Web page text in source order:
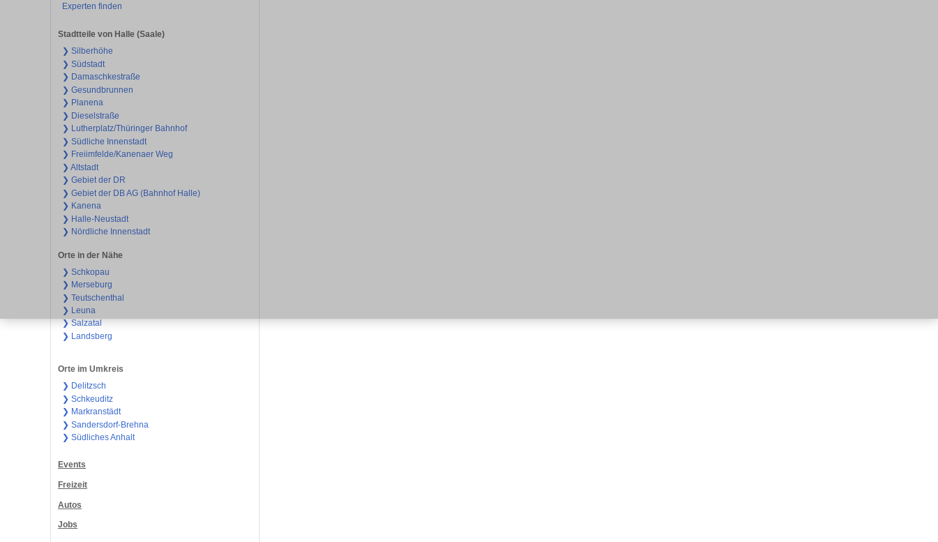
Experten finden
Stadtteile von Halle (Saale)
❯ Silberhöhe
❯ Südstadt
❯ Damaschkestraße
❯ Gesundbrunnen
❯ Planena
❯ Dieselstraße
❯ Lutherplatz/Thüringer Bahnhof
❯ Südliche Innenstadt
❯ Freiimfelde/Kanenaer Weg
❯ Altstadt
❯ Gebiet der DR
❯ Gebiet der DB AG (Bahnhof Halle)
❯ Kanena
❯ Halle-Neustadt
❯ Nördliche Innenstadt
Orte in der Nähe
❯ Schkopau
❯ Merseburg
❯ Teutschenthal
❯ Leuna
❯ Salzatal
❯ Landsberg
Orte im Umkreis
❯ Delitzsch
❯ Schkeuditz
❯ Markranstädt
❯ Sandersdorf-Brehna
❯ Südliches Anhalt
Events
Freizeit
Autos
Jobs